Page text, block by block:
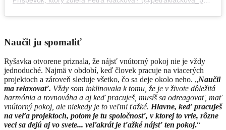
Naučil ju spomaliť
Ryšavka otvorene priznala, že nájsť vnútorný pokoj nie je vždy
jednoduché. Najmä v období, keď človek pracuje na viacerých
projektoch a zároveň sleduje všetko, čo sa deje okolo neho. „Naučil
ma relaxovať. Vždy som inklinovala k tomu, že je v živote dôležitá
harmónia a rovnováha a aj keď pracuješ, musíš sa odreagovať, mať
vnútorný pokoj, ale niekedy je to veľmi ťažké. Hlavne, keď pracuješ
na veľa projektoch, potom je tu spoločnosť, v ktorej to vrie, rôzne
veci sa dejú aj vo svete... veľakrát je ťažké nájsť ten pokoj.“